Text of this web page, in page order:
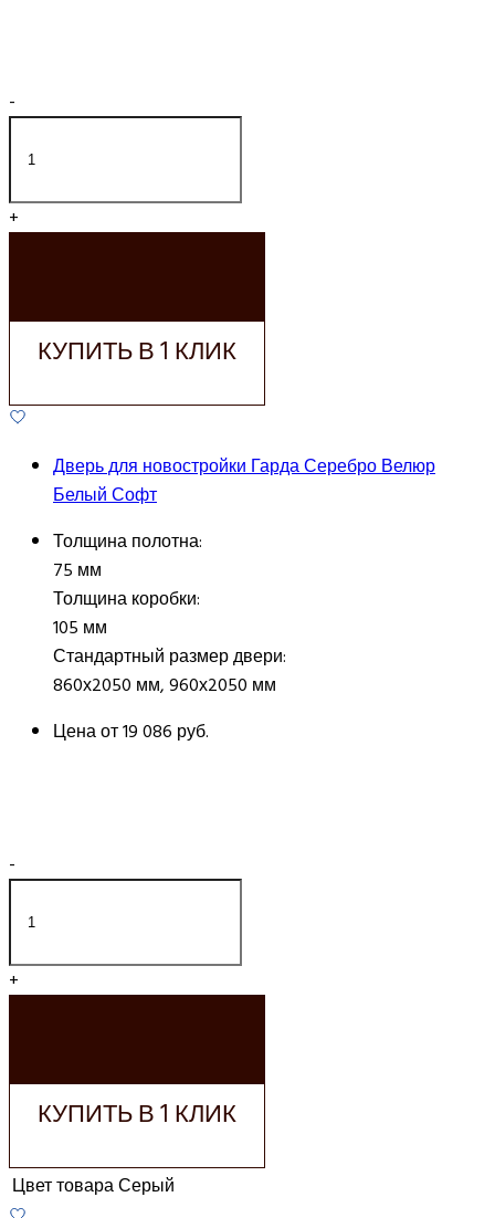
-
+
КУПИТЬ В 1 КЛИК
Дверь для новостройки Гарда Серебро Велюр
Белый Софт
Толщина полотна:
75 мм
Толщина коробки:
105 мм
Стандартный размер двери:
860х2050 мм, 960х2050 мм
Цена от19 086 руб.
-
+
КУПИТЬ В 1 КЛИК
Цвет товараСерый